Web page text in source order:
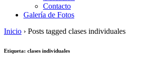
Contacto
Galería de Fotos
Inicio › Posts tagged clases individuales
Etiqueta: clases individuales